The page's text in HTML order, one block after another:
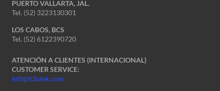
PUERTO VALLARTA, JAL.
Tel. (52) 3223130301
LOS CABOS, BCS
Tel. (52) 6122390720
ATENCIÓN A CLIENTES (INTERNACIONAL)
CUSTOMER SERVICE:
intl@h2otek.com